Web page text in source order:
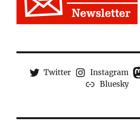
Twitter Instagram
Bluesky